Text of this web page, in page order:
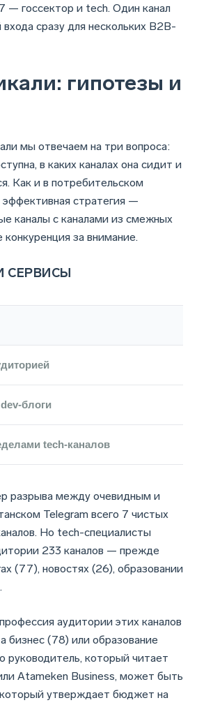
— госсектор и tech. Один канал
сразу для нескольких B2B-
гипотезы и
мы отвечаем на три вопроса:
в каких каналах она сидит и
Как и в потребительском
эффективная стратегия —
каналы с каналами из смежных
конкуренция за внимание.
СЕРВИСЫ
блоги
tech-каналов
разрыва между очевидным и
Telegram всего 7 чистых
Но tech-специалисты
233 каналов — прежде
(77), новостях (26), образовании
аудитории этих каналов
бизнес (78) или образование
руководитель, который читает
Atameken Business, может быть
утверждает бюджет на